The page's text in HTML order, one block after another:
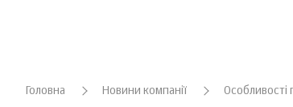
Головна Новини компанії